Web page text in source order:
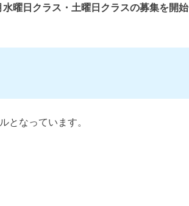
曜日クラス・土曜日クラスの募集を開始
となっています。